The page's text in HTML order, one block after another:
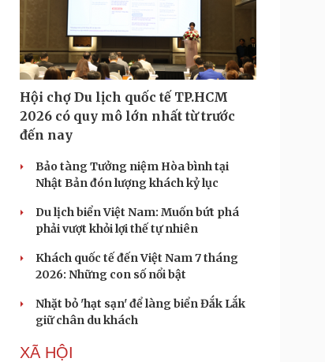
Hội chợ Du lịch quốc tế TP.HCM
2026 có quy mô lớn nhất từ trước
đến nay
Bảo tàng Tưởng niệm Hòa bình tại
Nhật Bản đón lượng khách kỷ lục
Du lịch biển Việt Nam: Muốn bứt phá
phải vượt khỏi lợi thế tự nhiên
Khách quốc tế đến Việt Nam 7 tháng
2026: Những con số nổi bật
Nhặt bỏ 'hạt sạn' để làng biển Đắk Lắk
giữ chân du khách
XÃ HỘI